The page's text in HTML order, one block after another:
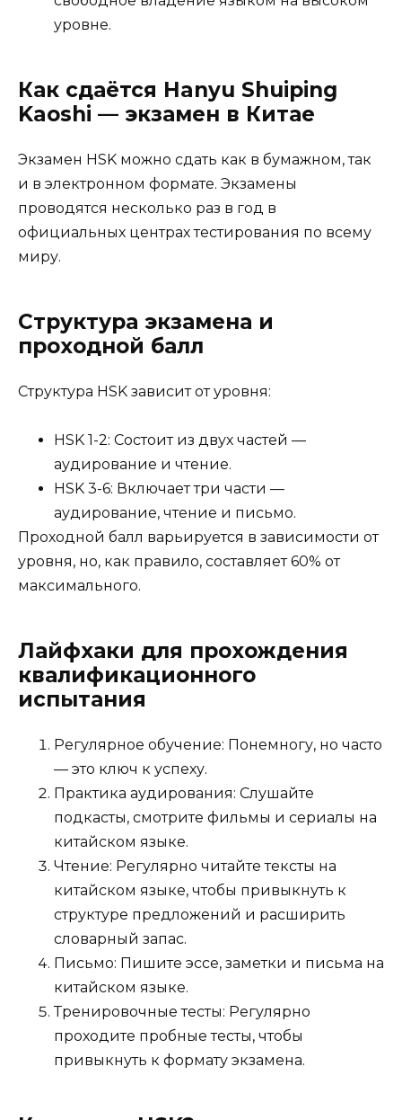
уровне.
Как сдаётся Hanyu Shuiping
Kaoshi — экзамен в Китае
Экзамен HSK можно сдать как в бумажном, так
и в электронном формате. Экзамены
проводятся несколько раз в год в
официальных центрах тестирования по всему
миру.
Структура экзамена и
проходной балл
Структура HSK зависит от уровня:
HSK 1-2: Состоит из двух частей —
аудирование и чтение.
HSK 3-6: Включает три части —
аудирование, чтение и письмо.
Проходной балл варьируется в зависимости от
уровня, но, как правило, составляет 60% от
максимального.
Лайфхаки для прохождения
квалификационного
испытания
Регулярное обучение: Понемногу, но часто
— это ключ к успеху.
Практика аудирования: Слушайте
подкасты, смотрите фильмы и сериалы на
китайском языке.
Чтение: Регулярно читайте тексты на
китайском языке, чтобы привыкнуть к
структуре предложений и расширить
словарный запас.
Письмо: Пишите эссе, заметки и письма на
китайском языке.
Тренировочные тесты: Регулярно
проходите пробные тесты, чтобы
привыкнуть к формату экзамена.